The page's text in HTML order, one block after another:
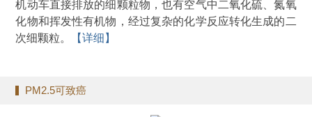
机动车直接排放的细颗粒物，也有空气中二氧化硫、氮氧
化物和挥发性有机物，经过复杂的化学反应转化生成的二
次细颗粒。
【详细】
PM2.5可致癌